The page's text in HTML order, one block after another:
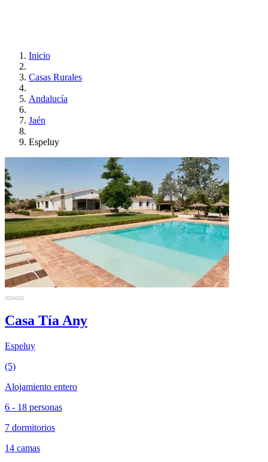
Inicio
Casas Rurales
Andalucía
Jaén
Espeluy
Casa Tía Any
Espeluy
(5)
Alojamiento entero
6 - 18 personas
7 dormitorios
14 camas